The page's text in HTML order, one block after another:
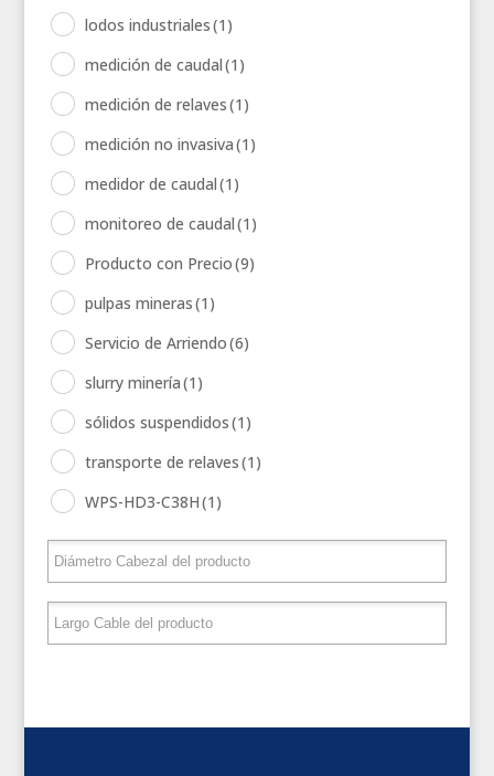
lodos industriales(1)
medición de caudal(1)
medición de relaves(1)
medición no invasiva(1)
medidor de caudal(1)
monitoreo de caudal(1)
Producto con Precio(9)
pulpas mineras(1)
Servicio de Arriendo(6)
slurry minería(1)
sólidos suspendidos(1)
transporte de relaves(1)
WPS-HD3-C38H(1)